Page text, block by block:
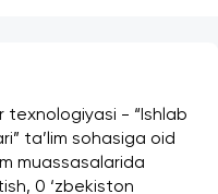
texnologiyasi - “Ishlab
ta’lim sohasiga oid
muassasalarida
0 ‘zbekiston